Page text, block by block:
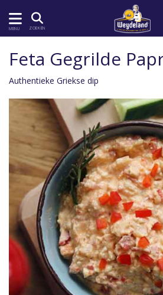
MENU ZOEKEN
Feta Gegrilde
Authentieke Griekse dip